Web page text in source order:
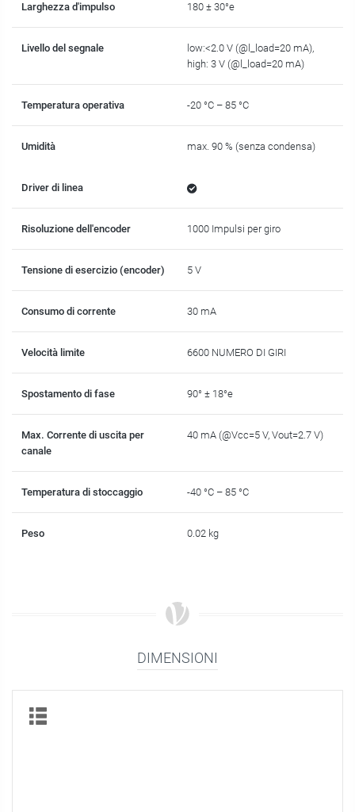
Larghezza d'impulso 180 ± 30°e
Livello del segnale
low:<2.0 V (@l_load=20 mA),
high: 3 V (@l_load=20 mA)
Temperatura operativa -20 °C – 85 °C
Umidità max. 90 % (senza condensa)
Driver di linea
Risoluzione dell'encoder 1000 Impulsi per giro
Tensione di esercizio (encoder) 5 V
Consumo di corrente 30 mA
Velocità limite 6600 NUMERO DI GIRI
Spostamento di fase 90° ± 18°e
Max. Corrente di uscita per
canale
40 mA (@Vcc=5 V, Vout=2.7 V)
Temperatura di stoccaggio -40 °C – 85 °C
Peso 0.02 kg
DIMENSIONI